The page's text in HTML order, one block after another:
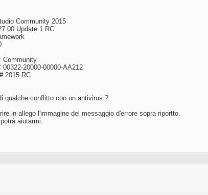
Community 2015
Update 1 RC
Community
20000-00000-AA212
2015 RC
qualche conflitto con un antivirus ?
in allego l'immagine del messaggio d'errore sopra riportto.
aiutarmi.